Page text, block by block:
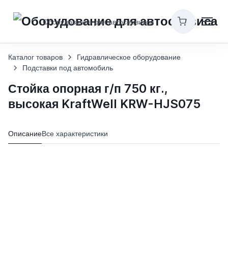
Оборудование для автосервисов
Каталог товаров
Гидравлическое оборудование
Подставки под автомобиль
Стойка опорная г/п 750 кг.,
высокая KraftWell KRW-HJS075
ОписаниеВсе характеристики